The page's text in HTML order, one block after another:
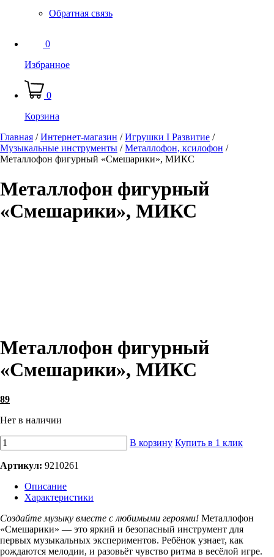
Обратная связь
0
Избранное
0
Корзина
Главная /Интернет-магазин /Игрушки I Развитие /
Музыкальные инструменты /Металлофон, ксилофон /
Металлофон фигурный «Смешарики», МИКС
Металлофон фигурный
«Смешарики», МИКС
Металлофон фигурный
«Смешарики», МИКС
89
Нет в наличии
В корзину Купить в 1 клик
Артикул: 9210261
Описание
Характеристики
Создайте музыку вместе с любимыми героями! Металлофон
«Смешарики» — это яркий и безопасный инструмент для
первых музыкальных экспериментов. Ребёнок узнает, как
рождаются мелодии, и разовьёт чувство ритма в весёлой игре.